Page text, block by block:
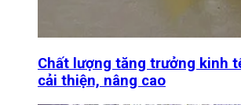
Chất lượng tăng trưởng kinh
cải thiện, nâng cao